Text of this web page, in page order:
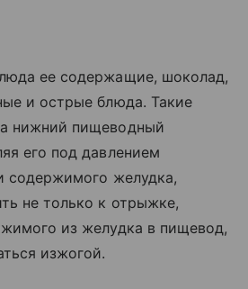
ее содержащие, шоколад,
и острые блюда. Такие
нижний пищеводный
его под давлением
содержимого желудка,
не только к отрыжке,
из желудка в пищевод,
изжогой.